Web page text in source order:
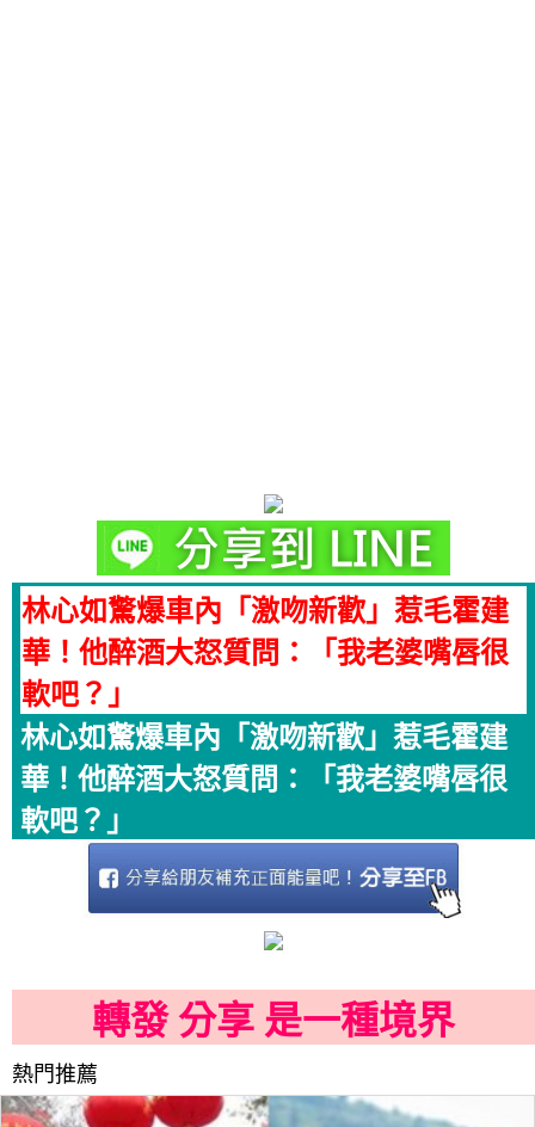
林心如驚爆車內「激吻新歡」惹毛霍建
華！他醉酒大怒質問：「我老婆嘴唇很
軟吧？」
林心如驚爆車內「激吻新歡」惹毛霍建
華！他醉酒大怒質問：「我老婆嘴唇很
軟吧？」
轉發 分享 是一種境界
熱門推薦